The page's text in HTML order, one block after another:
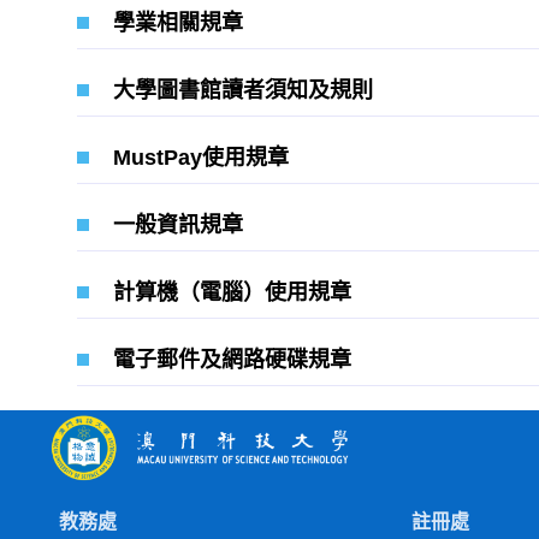
學業相關規章
大學圖書館讀者須知及規則
MustPay使用規章
一般資訊規章
計算機（電腦）使用規章
電子郵件及網路硬碟規章
教務處 註冊處